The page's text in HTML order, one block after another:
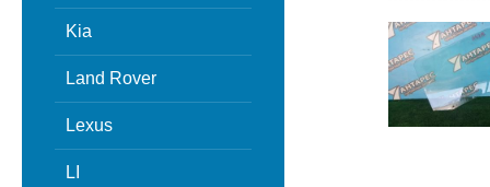
Kia
Land Rover
Lexus
LI